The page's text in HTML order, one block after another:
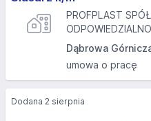
PROFPLAST
Dąbrowa
umowa o pracę
Dodana 2 sierpnia